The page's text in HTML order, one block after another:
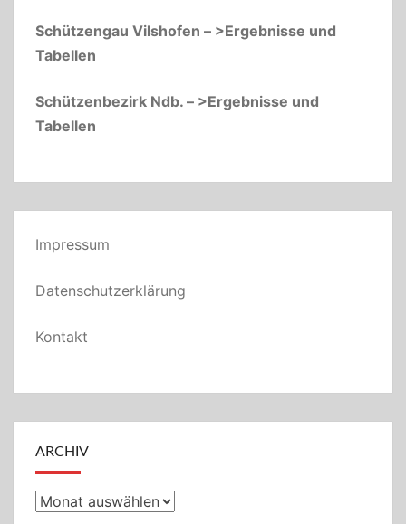
Schützengau Vilshofen – >Ergebnisse und
Tabellen
Schützenbezirk Ndb. – >Ergebnisse und
Tabellen
Impressum
Datenschutzerklärung
Kontakt
ARCHIV
Archiv